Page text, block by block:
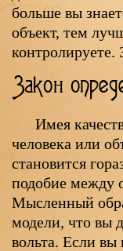
больше вы
объект, тем
контролируете.
Закон
Имея
человека или
становится
подобие между
Мысленный
модели, что вы
вольта. Если вы